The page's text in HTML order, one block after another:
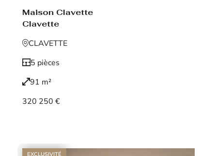
Maison Clavette
Clavette
CLAVETTE
5 pièces
91 m²
320 250 €
EXCLUSIVITÉ